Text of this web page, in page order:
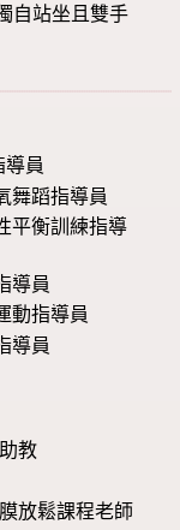
自站坐且雙手
導員
舞蹈指導員
平衡訓練指導
導員
動指導員
導員
教
放鬆課程老師